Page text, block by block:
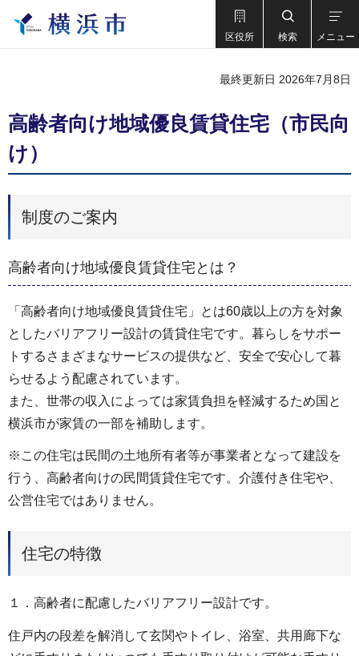
区役所 検索 メニュー
最終更新日 2026年7月8日
高齢者向け地域優良賃貸住宅（市民向
け）
制度のご案内
高齢者向け地域優良賃貸住宅とは？
「高齢者向け地域優良賃貸住宅」とは60歳以上の方を対象
としたバリアフリー設計の賃貸住宅です。暮らしをサポー
トするさまざまなサービスの提供など、安全で安心して暮
らせるよう配慮されています。
また、世帯の収入によっては家賃負担を軽減するため国と
横浜市が家賃の一部を補助します。
※この住宅は民間の土地所有者等が事業者となって建設を
行う、高齢者向けの民間賃貸住宅です。介護付き住宅や、
公営住宅ではありません。
住宅の特徴
１．高齢者に配慮したバリアフリー設計です。
住戸内の段差を解消して玄関やトイレ、浴室、共用廊下な